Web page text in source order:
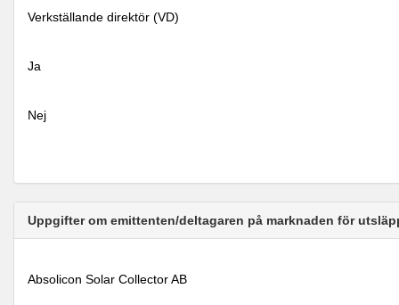
Verkställande direktör (VD)
Ja
Nej
Uppgifter om emittenten/deltagaren på marknaden för
Absolicon Solar Collector AB